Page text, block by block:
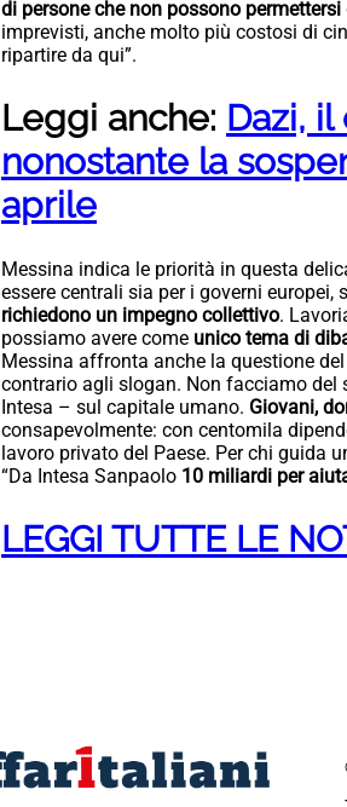
di persone che non possono
imprevisti, anche molto più costosi di
ripartire da qui”.
Leggi anche: Dazi, il
nonostante la
aprile
Messina indica le priorità in questa
essere centrali sia per i governi
richiedono un impegno collettivo.
possiamo avere come unico tema di
Messina affronta anche la questione del
contrario agli slogan. Non facciamo
Intesa – sul capitale umano. Giovani,
consapevolmente: con centomila
lavoro privato del Paese. Per chi guida
“Da Intesa Sanpaolo 10 miliardi per
LEGGI TUTTE LE